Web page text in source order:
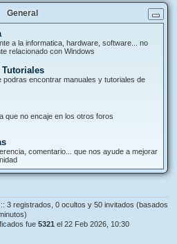
General
a la informatica, hardware, software... no
relacionado con Windows
Tutoriales
podras encontrar manuales y tutoriales de
que no encaje en los otros foros
comentario... que nos ayude a mejorar
3 registrados, 0 ocultos y 50 invitados (basados
fue 5321 el 22 Feb 2026, 10:30